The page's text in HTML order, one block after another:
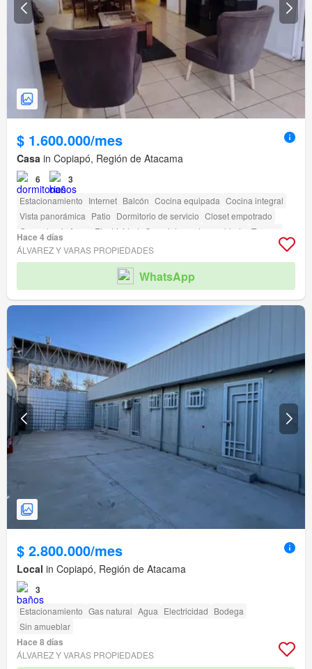
$ 1.600.000/mes
Casa in Copiapó, Región de Atacama
6 3
Estacionamiento Internet Balcón Cocina equipada Cocina integral
Vista panorámica Patio Dormitorio de servicio Closet empotrado
Gas natural
Agua Electricidad Completamente amoblado
Terraza
amenity_wi_fi Seguridad Piscina
Hace 4 días
ÁLVAREZ Y VARAS PROPIEDADES
WhatsApp
$ 2.800.000/mes
Local in Copiapó, Región de Atacama
3
Estacionamiento Gas natural Agua Electricidad Bodega
Sin amueblar
Hace 8 días
ÁLVAREZ Y VARAS PROPIEDADES